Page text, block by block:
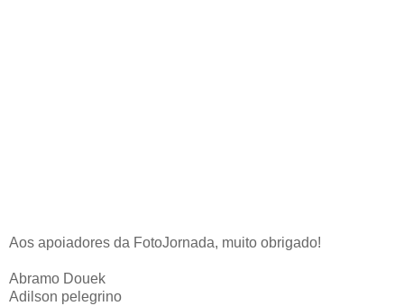
Aos apoiadores da FotoJornada, muito obrigado!
Abramo Douek
Adilson pelegrino